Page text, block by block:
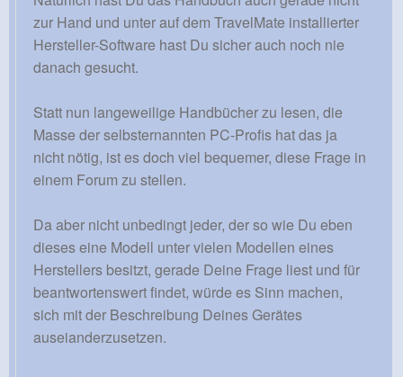
zur Hand und unter auf dem TravelMate installierter
Hersteller-Software hast Du sicher auch noch nie
danach gesucht.
Statt nun langeweilige Handbücher zu lesen, die
Masse der selbsternannten PC-Profis hat das ja
nicht nötig, ist es doch viel bequemer, diese Frage in
einem Forum zu stellen.
Da aber nicht unbedingt jeder, der so wie Du eben
dieses eine Modell unter vielen Modellen eines
Herstellers besitzt, gerade Deine Frage liest und für
beantwortenswert findet, würde es Sinn machen,
sich mit der Beschreibung Deines Gerätes
auseianderzusetzen.